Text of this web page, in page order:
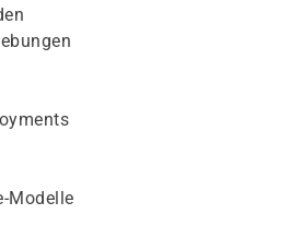
Modelle